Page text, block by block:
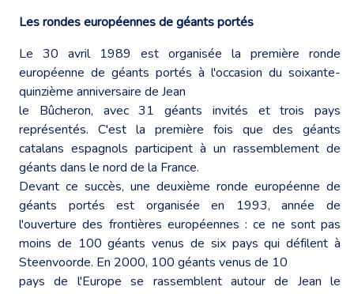
Les rondes européennes de géants portés
Le 30 avril 1989 est organisée la première ronde
européenne de géants portés à l'occasion du soixante-
quinzième anniversaire de Jean
le Bûcheron, avec 31 géants invités et trois pays
représentés. C'est la première fois que des géants
catalans espagnols participent à un rassemblement de
géants dans le nord de la France.
Devant ce succès, une deuxième ronde européenne de
géants portés est organisée en 1993, année de
l'ouverture des frontières européennes : ce ne sont pas
moins de 100 géants venus de six pays qui défilent à
Steenvoorde. En 2000, 100 géants venus de 10
pays de l'Europe se rassemblent autour de Jean le